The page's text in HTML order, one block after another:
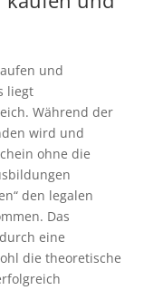
und
liegt
Während der
wird und
ohne die
den legalen
Das
eine
die theoretische